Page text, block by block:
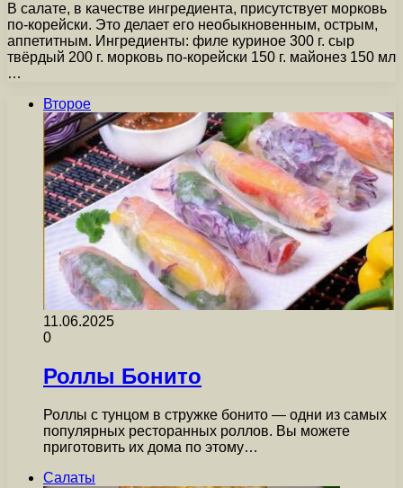
В салате, в качестве ингредиента, присутствует морковь
по-корейски. Это делает его необыкновенным, острым,
аппетитным. Ингредиенты: филе куриное 300 г. сыр
твёрдый 200 г. морковь по-корейски 150 г. майонез 150 мл
…
Второе
11.06.2025
0
Роллы Бонито
Роллы с тунцом в стружке бонито — одни из самых
популярных ресторанных роллов. Вы можете
приготовить их дома по этому…
Салаты